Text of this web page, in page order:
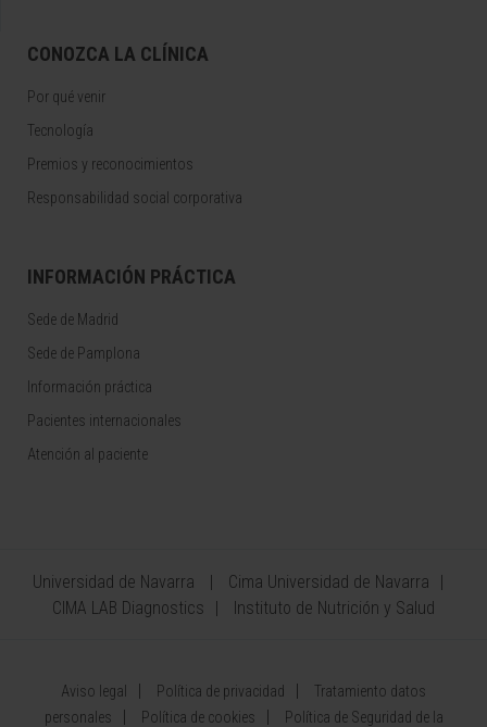
CONOZCA LA CLÍNICA
Por qué venir
Tecnología
Premios y reconocimientos
Responsabilidad social corporativa
INFORMACIÓN PRÁCTICA
Sede de Madrid
Sede de Pamplona
Información práctica
Pacientes internacionales
Atención al paciente
Universidad de Navarra
Cima Universidad de Navarra
CIMA LAB Diagnostics
Instituto de Nutrición y Salud
Aviso legal Política de privacidad
Tratamiento datos
personales
Política de cookies Política de Seguridad de la